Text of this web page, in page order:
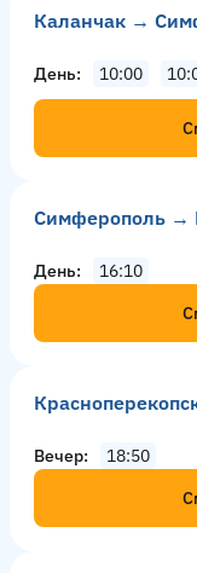
Каланчак →
День 10:00
Симферополь →
День
16:10
Вечер
18:50